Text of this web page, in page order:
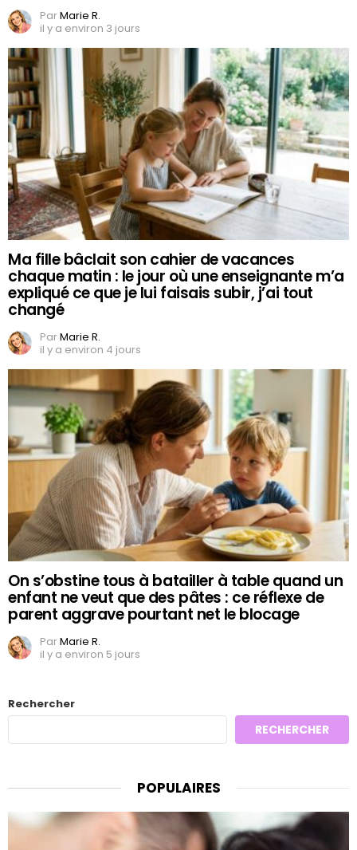
ParMarie R.
il y a environ 3 jours
Ma fille bâclait son cahier de vacances
chaque matin : le jour où une enseignante m’a
expliqué ce que je lui faisais subir, j’ai tout
changé
ParMarie R.
il y a environ 4 jours
On s’obstine tous à batailler à table quand un
enfant ne veut que des pâtes : ce réflexe de
parent aggrave pourtant net le blocage
ParMarie R.
il y a environ 5 jours
Rechercher
RECHERCHER
POPULAIRES